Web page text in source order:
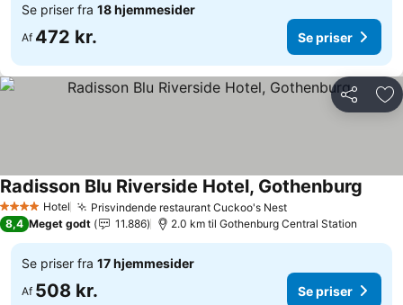
Se priser fra 18 hjemmesider
Af 472 kr. Se priser
Del
4 StjernerHotel Prisvindende restaurant Cuckoo's NestSe priser
Radisson Blu Riverside Hotel, Gothenburg
8,4 Meget godt 11.886 2.0 km til Gothenburg Central Station
Se priser fra 17 hjemmesider
Af 508 kr. Se priser